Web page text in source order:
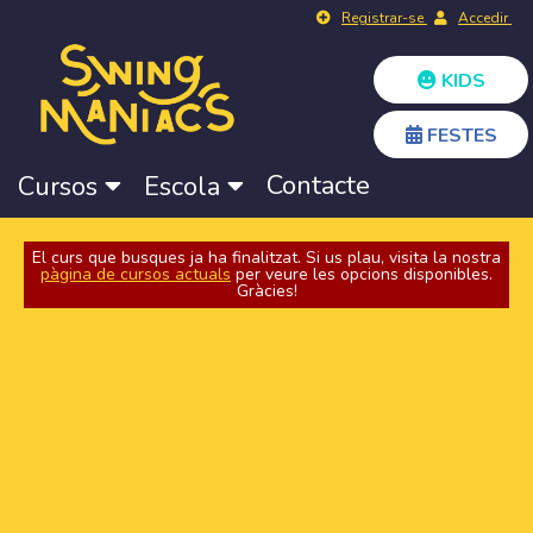
Registrar-se Accedir
KIDS
FESTES
Cursos Escola Contacte
El curs que busques ja ha finalitzat. Si us plau, visita la nostra
pàgina de cursos actuals per veure les opcions disponibles.
Gràcies!